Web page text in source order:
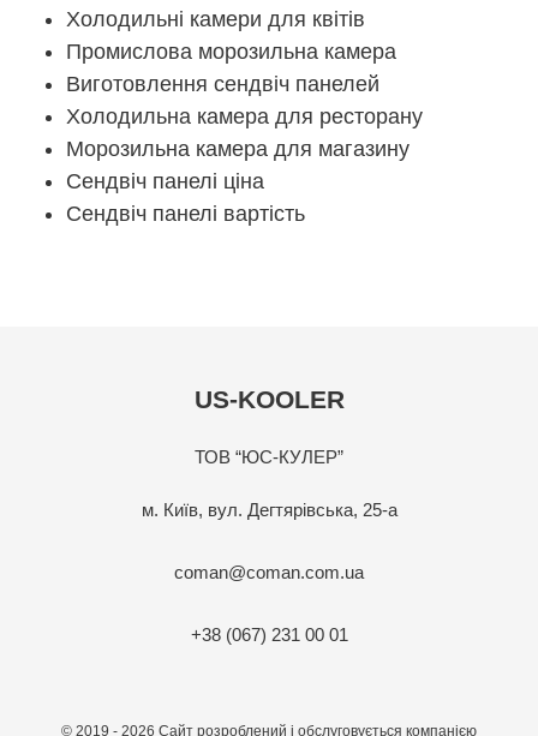
Холодильні камери для квітів
Промислова морозильна камера
Виготовлення сендвіч панелей
Холодильна камера для ресторану
Морозильна камера для магазину
Сендвіч панелі ціна
Сендвіч панелі вартість
US-KOOLER
ТОВ “ЮС-КУЛЕР”
м. Київ, вул. Дегтярівська, 25-а
coman@coman.com.ua
+38 (067) 231 00 01
© 2019 - 2026 Сайт розроблений і обслуговується компанією